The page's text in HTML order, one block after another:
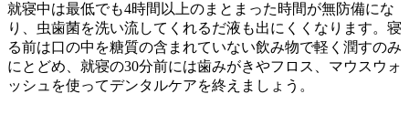
就寝中は最低でも4時間以上のまとまった時間が無防備にな
り、虫歯菌を洗い流してくれるだ液も出にくくなります。寝
る前は口の中を糖質の含まれていない飲み物で軽く潤すのみ
にとどめ、就寝の30分前には歯みがきやフロス、マウスウォ
ッシュを使ってデンタルケアを終えましょう。